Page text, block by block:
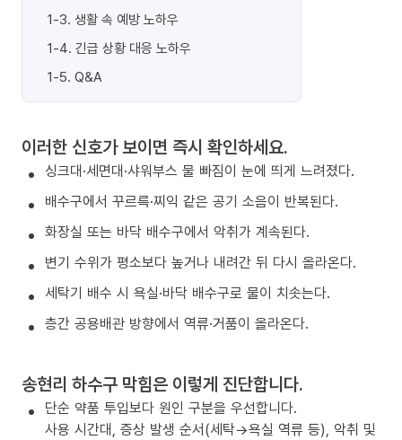
1-3. 생활 속 예방 노하우
1-4. 긴급 상황 대응 노하우
1-5. Q&A
이러한 신호가 보이면 즉시 확인하세요.
싱크대·세면대·샤워부스 물 빠짐이 눈에 띄게 느려졌다.
배수구에서 꾸르륵·찌익 같은 공기 소음이 반복된다.
화장실 또는 바닥 배수구에서 악취가 계속된다.
변기 수위가 평소보다 높거나 내려간 뒤 다시 올라온다.
세탁기 배수 시 욕실·바닥 배수구로 물이 치솟는다.
층간 공용배관 방향에서 역류·거품이 올라온다.
송현리 하수구 막힘은 이렇게 진단합니다.
단순 약품 투입보다 원인 구분을 우선합니다.
사용 시간대, 증상 발생 순서(세탁→욕실 역류 등), 악취 및